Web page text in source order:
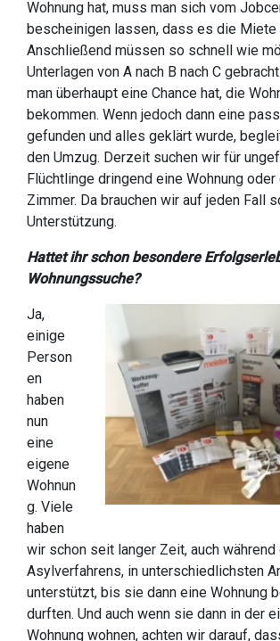
Wohnung hat, muss man sich vom
bescheinigen lassen, dass es die Miete
Anschließend müssen so schnell wie
Unterlagen von A nach B nach C
man überhaupt eine Chance hat, die
bekommen. Wenn jedoch dann eine
gefunden und alles geklärt wurde,
den Umzug. Derzeit suchen wir für
Flüchtlinge dringend eine Wohnung oder
Zimmer. Da brauchen wir auf jeden Fall
Unterstützung.
Hattet ihr schon besondere
Wohnungssuche?
Ja,
einige
Person
en
haben
nun
eine
eigene
Wohnun
g. Viele
haben
wir schon seit langer Zeit, auch während
Asylverfahrens, in unterschiedlichsten
unterstützt, bis sie dann eine Wohnung
durften. Und auch wenn sie dann in der
Wohnung wohnen, achten wir darauf,